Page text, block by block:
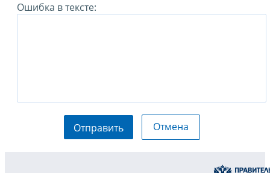
Ошибка в тексте:
Отправить Отмена